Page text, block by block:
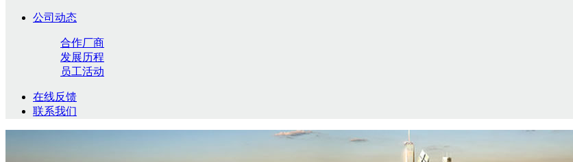
公司动态
合作厂商
发展历程
员工活动
在线反馈
联系我们